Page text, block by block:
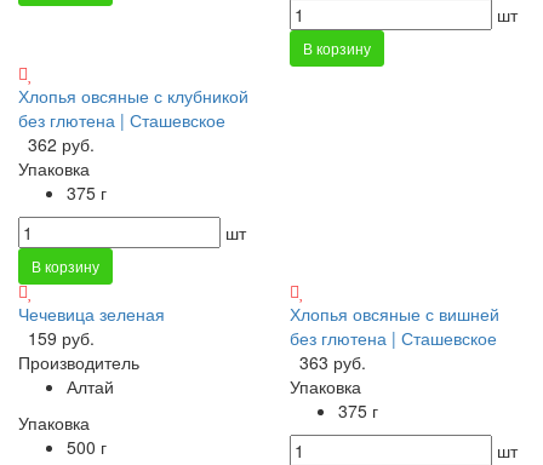
шт
В корзину
Хлопья овсяные с клубникой
без глютена | Сташевское
362 руб.
Упаковка
375 г
шт
В корзину
Чечевица зеленая
159 руб.
Производитель
Алтай
Упаковка
500 г
Хлопья овсяные с вишней
без глютена | Сташевское
363 руб.
Упаковка
375 г
шт